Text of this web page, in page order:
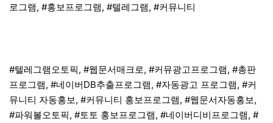
로그램, #홍보프로그램, #텔레그램, #커뮤니티
#텔레그램오토픽, #웹문서매크로, #커뮤광고프로그램, #총판
프로그램, #네이버DB추출프로그램, #자동광고 프로그램, #커
뮤니티 자동홍보, #커뮤니티 홍보프로그램, #웹문서자동홍보,
#파워볼오토픽, #토토 홍보프로그램, #네이버디비프로그램, #